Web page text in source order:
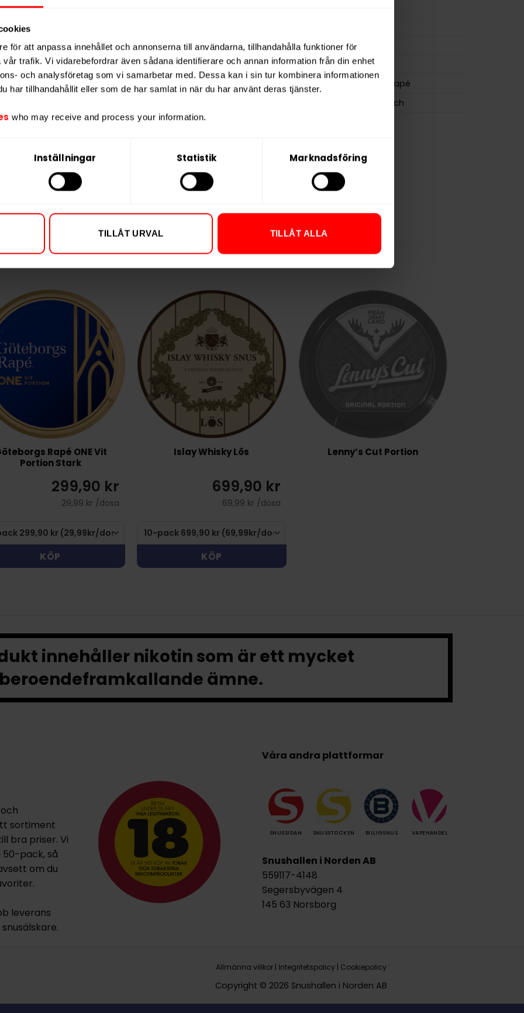
för att anpassa innehållet och annonserna till användarna, tillhandahålla funktioner för
trafik. Vi vidarebefordrar även sådana identifierare och annan information från din enhet
och analysföretag som vi samarbetar med. Dessa kan i sin tur kombinera informationen
har tillhandahållit eller som de har samlat in när du har använt deras tjänster.
who may receive and process your information.
Inställningar Statistik Marknadsföring
TILLÅT URVAL TILLÅT ALLA
vilket bidrar till
nikotin. Med en nikotinhalt på
och passar för daglig användning.
och ligger stabilt under läppen. Varje
med ettpraktiskt
”rivet”, en historisk beteckning
Portioner per dosa
22
Vikt per portion
0,9 g
Varumärke
Göteborgs Rapé
Swedish Match
Rapé ONE Vit
Portion Stark
299,90 kr
29,99 kr /dosa
KÖP
Islay Whisky Lös
699,90 kr
69,99 kr /dosa
KÖP
Lenny’s Cut Portion
innehåller nikotin som är ett mycket
beroendeframkallande ämne.
sortiment
bra priser. Vi
50-pack, så
om du
leverans
Våra andra plattformar
SNUSSIDAN SNUSSTOCKEN BILLIGSNUS VAPEHANDEL
Snushallen i Norden AB
559117-4148
Segersbyvägen 4
145 63 Norsborg
Allmänna villkor| Integritetspolicy| Cookiepolicy
Copyright © 2026 Snushallen i Norden AB